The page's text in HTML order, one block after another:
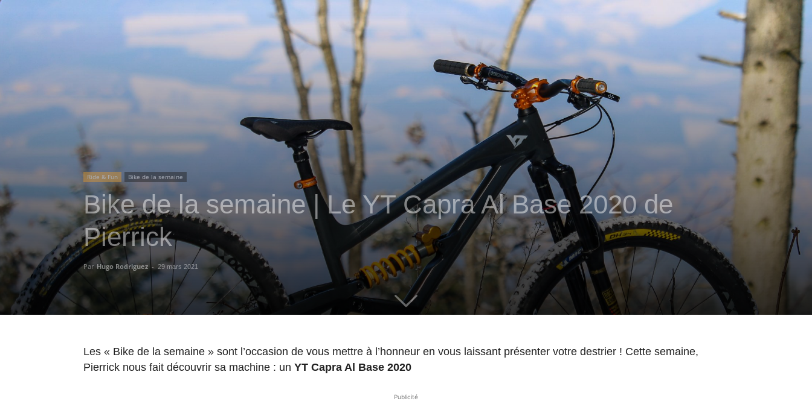
Ride & Fun Bike de la semaine
Bike de la semaine | Le YT Capra Al Base 2020 de
Pierrick
Par Hugo Rodriguez - 29 mars 2021
Les « Bike de la semaine » sont l’occasion de vous mettre à l’honneur en vous laissant présenter votre destrier ! Cette semaine,
Pierrick nous fait découvrir sa machine : un YT Capra Al Base 2020
Publicité